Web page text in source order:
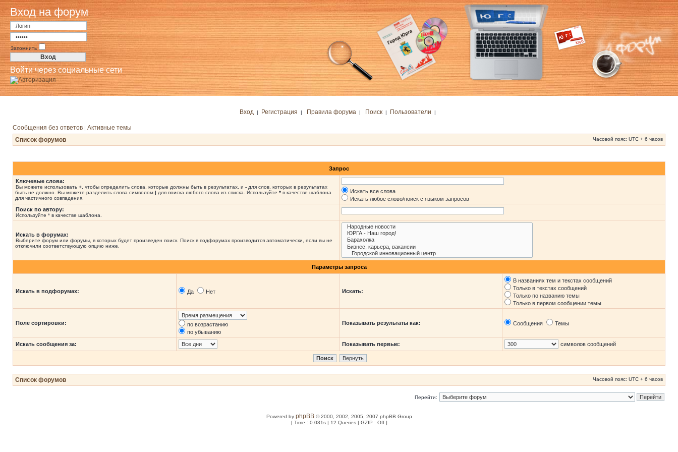
Вход на форум
Запомнить
Войти через социальные сети
Вход | Регистрация | Правила форума | Поиск| Пользователи |
Сообщения без ответов | Активные темы
Список форумов
Часовой пояс: UTC + 6 часов
Запрос
Ключевые слова:
Вы можете использовать + , чтобы определить слова, которые должны быть в результатах, и - для слов, которых в результатах
быть не должно. Вы можете разделить слова символом | для поиска любого слова из списка. Используйте * в качестве шаблона
для частичного совпадения.
Искать все слова
Искать любое слово/поиск с языком запросов
Поиск по автору:
Используйте * в качестве шаблона.
Искать в форумах:
Выберите форум или форумы, в которых будет произведен поиск. Поиск в подфорумах производится автоматически, если вы не
отключили соответствующую опцию ниже.
Параметры запроса
Искать в подфорумах: Да Нет Искать:
В названиях тем и текстах сообщений
Только в текстах сообщений
Только по названию темы
Только в первом сообщении темы
Поле сортировки:
по возрастанию
по убыванию
Показывать результаты как: Сообщения Темы
Искать сообщения за: Показывать первые: символов сообщений
Список форумов Часовой пояс: UTC + 6 часов
Перейти:
Powered by phpBB© 2000, 2002, 2005, 2007 phpBB Group
[ Time : 0.031s | 12 Queries | GZIP : Off ]